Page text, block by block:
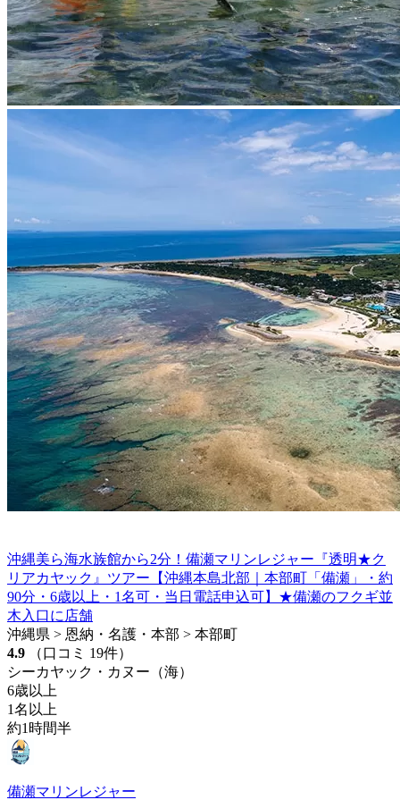
沖縄美ら海水族館から2分！備瀬マリンレジャー『透明★ク
リアカヤック』ツアー【沖縄本島北部｜本部町「備瀬」・約
90分・6歳以上・1名可・当日電話申込可】★備瀬のフクギ並
木入口に店舗
沖縄県 > 恩納・名護・本部 > 本部町
4.9
（口コミ 19件）
シーカヤック・カヌー（海）
6歳以上
1名以上
約1時間半
備瀬マリンレジャー